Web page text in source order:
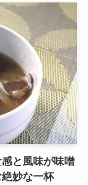
と風味が味噌
妙な一杯